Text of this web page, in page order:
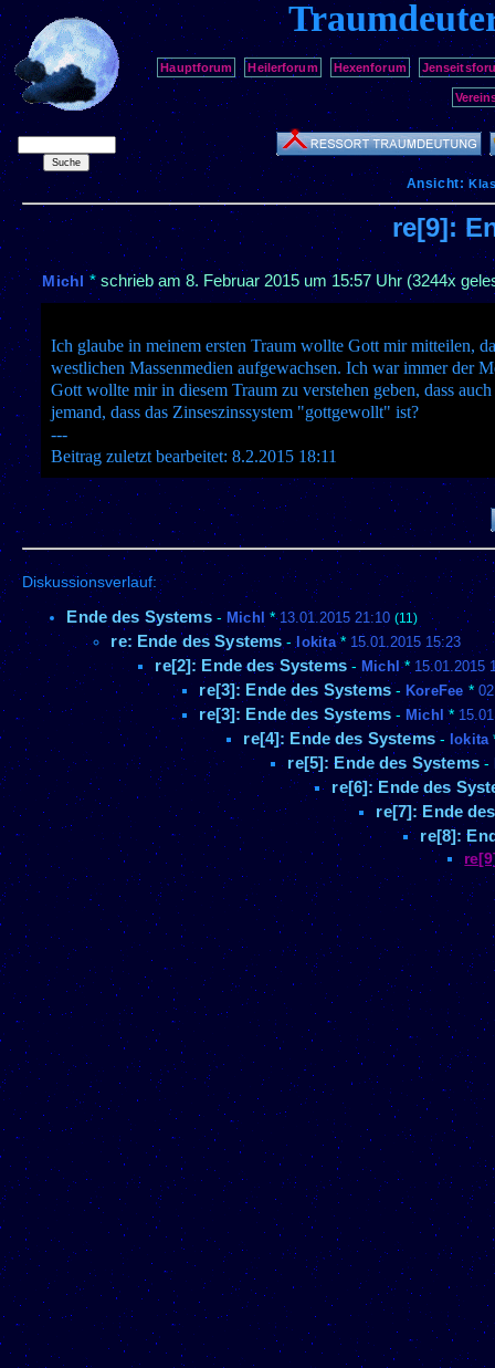
Hauptforum Heilerforum Hexenforum
Ansicht:
re[9]:
Michl *schrieb am8. Februar 2015 um 15:57 Uhr(3244x
Ich glaube in meinem ersten Traum wollte Gott mir mitteilen,
westlichen Massenmedien aufgewachsen. Ich war immer der
Gott wollte mir in diesem Traum zu verstehen geben, dass
jemand, dass das Zinseszinssystem "gottgewollt" ist?
---
Beitrag zuletzt bearbeitet: 8.2.2015 18:11
Diskussionsverlauf:
Ende des Systems- Michl * 13.01.2015 21:10 (11)
re: Ende des Systems - lokita*15.01.2015 15:23
re[2]: Ende des Systems- Michl *15.01.2015
re[3]: Ende des Systems- KoreFee *
re[3]: Ende des Systems- Michl *
re[4]: Ende des Systems- lokita
re[5]: Ende des Systems-
re[6]: Ende des
re[7]: Ende
re[8]: